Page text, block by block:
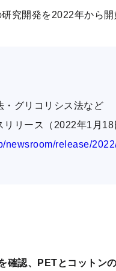
究開発を2022年から開
グリコリシス法など
リース（2022年1月18
release/
確認、PETとコットン